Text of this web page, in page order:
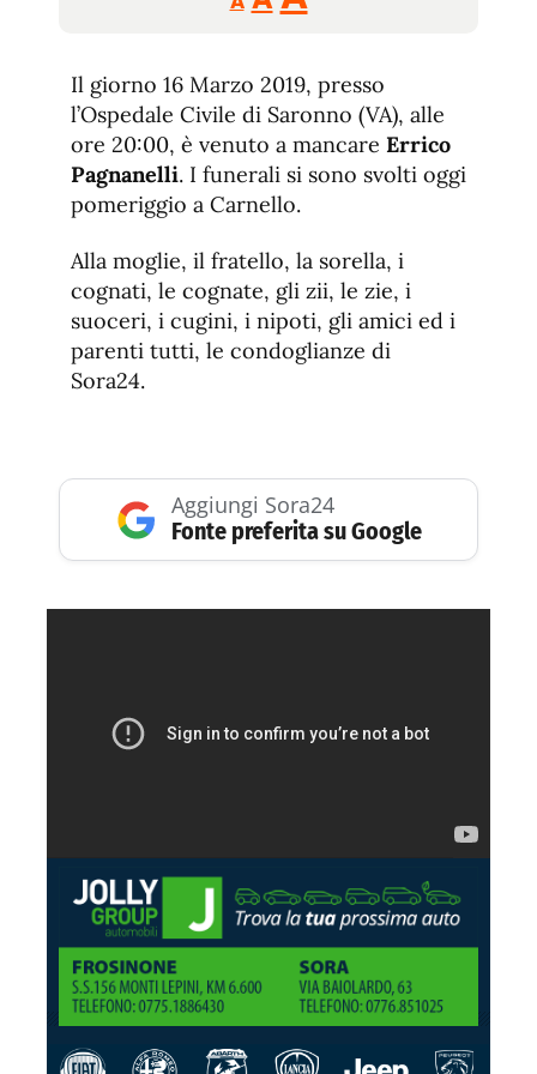
tamaño
de
fuente
de
fuente.
Il giorno 16 Marzo 2019, presso
l’Ospedale Civile di Saronno (VA), alle
ore 20:00, è venuto a mancare Errico
Pagnanelli. I funerali si sono svolti oggi
pomeriggio a Carnello.
Alla moglie, il fratello, la sorella, i
cognati, le cognate, gli zii, le zie, i
suoceri, i cugini, i nipoti, gli amici ed i
parenti tutti, le condoglianze di
Sora24.
Aggiungi Sora24
Fonte preferita su Google